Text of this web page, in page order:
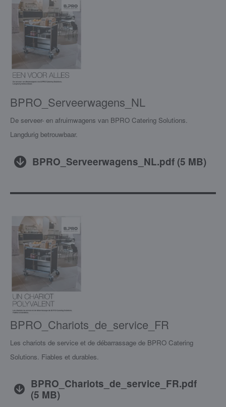
BPRO_Serveerwagens_NL
De serveer- en afruimwagens van BPRO Catering Solutions.
Langdurig betrouwbaar.
BPRO_Serveerwagens_NL.pdf (5 MB)
BPRO_Chariots_de_service_FR
Les chariots de service et de débarrassage de BPRO Catering
Solutions. Fiables et durables.
BPRO_Chariots_de_service_FR.pdf
(5 MB)